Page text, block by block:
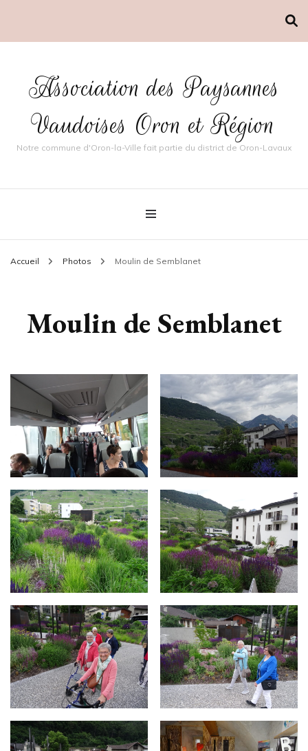
Association des Paysannes
Vaudoises Oron et Région
Notre commune d'Oron-la-Ville fait partie du district de Oron-Lavaux
Accueil Photos Moulin de Semblanet
Moulin de Semblanet